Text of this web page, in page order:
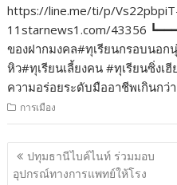
https://line.me/ti/p/
11starnews1.com/43356
ของฝากมงคล#ทุเรียนกรอบนอก
หิว#ทุเรียนเลี้ยงคน #ทุเรียนซิ่ง
ความอร่อยระดับมืออาชีพเกินกว่
การเมือง
แนะแนว
เรื่อง
ปทุมธานีไบค์ไนท์ ร่วมมอบ
อุปกรณ์ทางการแพทย์ให้โรง